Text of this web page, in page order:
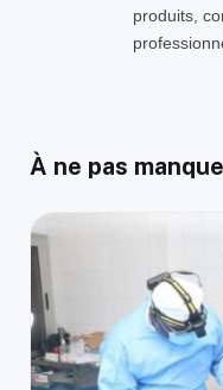
produits,
À ne pas